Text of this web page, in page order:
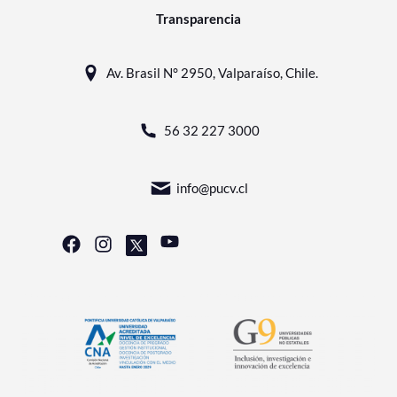
Transparencia
Av. Brasil N° 2950, Valparaíso, Chile.
56 32 227 3000
info@pucv.cl